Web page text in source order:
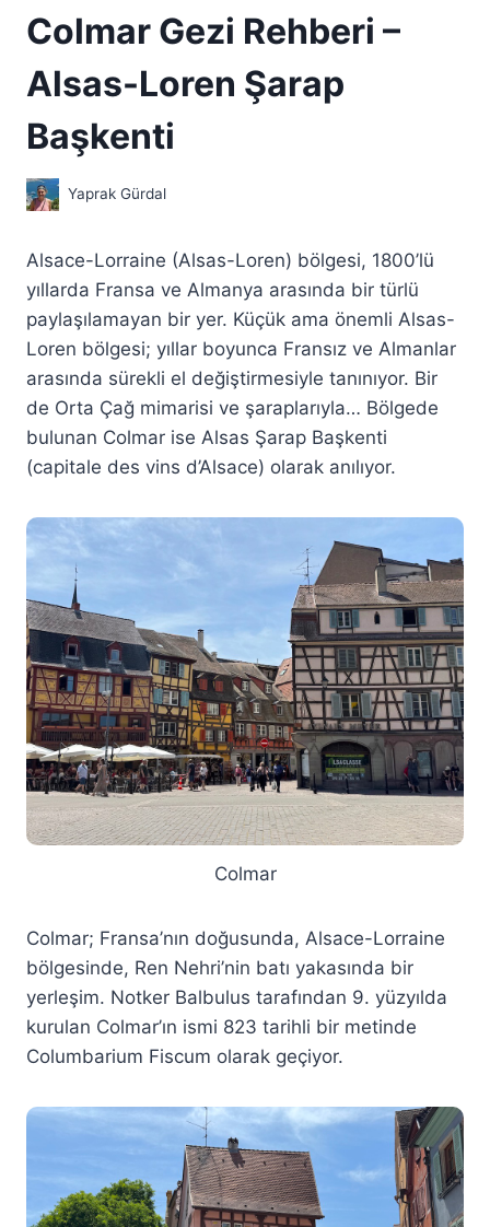
Colmar Gezi Rehberi –
Alsas-Loren Şarap
Başkenti
Yaprak Gürdal
Alsace-Lorraine (Alsas-Loren) bölgesi, 1800’lü
yıllarda Fransa ve Almanya arasında bir türlü
paylaşılamayan bir yer. Küçük ama önemli Alsas-
Loren bölgesi; yıllar boyunca Fransız ve Almanlar
arasında sürekli el değiştirmesiyle tanınıyor. Bir
de Orta Çağ mimarisi ve şaraplarıyla… Bölgede
bulunan Colmar ise Alsas Şarap Başkenti
(capitale des vins d’Alsace) olarak anılıyor.
Colmar
Colmar; Fransa’nın doğusunda, Alsace-Lorraine
bölgesinde, Ren Nehri’nin batı yakasında bir
yerleşim. Notker Balbulus tarafından 9. yüzyılda
kurulan Colmar’ın ismi 823 tarihli bir metinde
Columbarium Fiscum olarak geçiyor.